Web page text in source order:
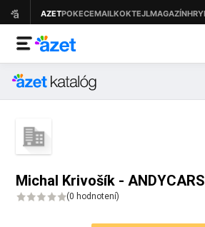
Michal Krivošík - ANDYCARS
(0 hodnotení)